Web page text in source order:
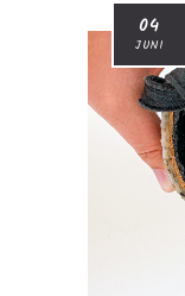
04
JUNI